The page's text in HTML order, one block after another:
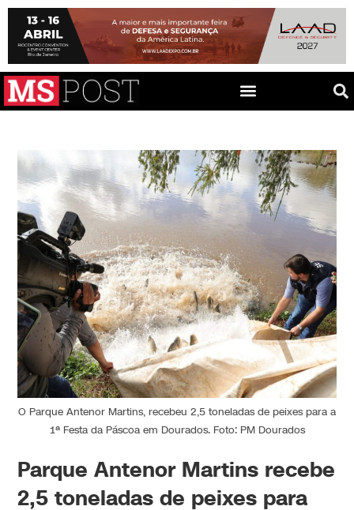
O Parque Antenor Martins, recebeu 2,5 toneladas de peixes para a
1ª Festa da Páscoa em Dourados. Foto: PM Dourados
Parque Antenor Martins recebe
2,5 toneladas de peixes para